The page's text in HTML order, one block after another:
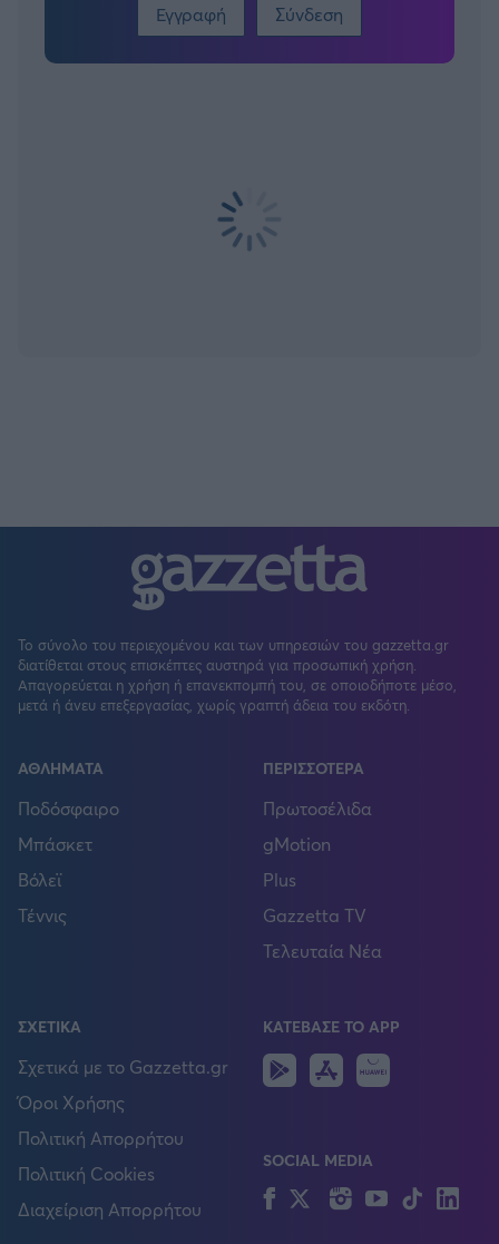
Εγγραφή Σύνδεση
Το σύνολο του περιεχομένου και των υπηρεσιών του gazzetta.gr
διατίθεται στους επισκέπτες αυστηρά για προσωπική χρήση.
Απαγορεύεται η χρήση ή επανεκπομπή του, σε οποιοδήποτε μέσο,
μετά ή άνευ επεξεργασίας, χωρίς γραπτή άδεια του εκδότη.
ΑΘΛΗΜΑΤΑ
Ποδόσφαιρο
Μπάσκετ
Βόλεϊ
Τέννις
ΠΕΡΙΣΣΟΤΕΡΑ
Πρωτοσέλιδα
gMotion
Plus
Gazzetta TV
Τελευταία Νέα
ΣΧΕΤΙΚΑ
Σχετικά με το Gazzetta.gr
Όροι Χρήσης
Πολιτική Απορρήτου
Πολιτική Cookies
Διαχείριση Απορρήτου
ΚΑΤΕΒΑΣΕ ΤΟ APP
Android
IOS
SOCIAL MEDIA
FacebookTwitterInstagram
YouTubeTikTok